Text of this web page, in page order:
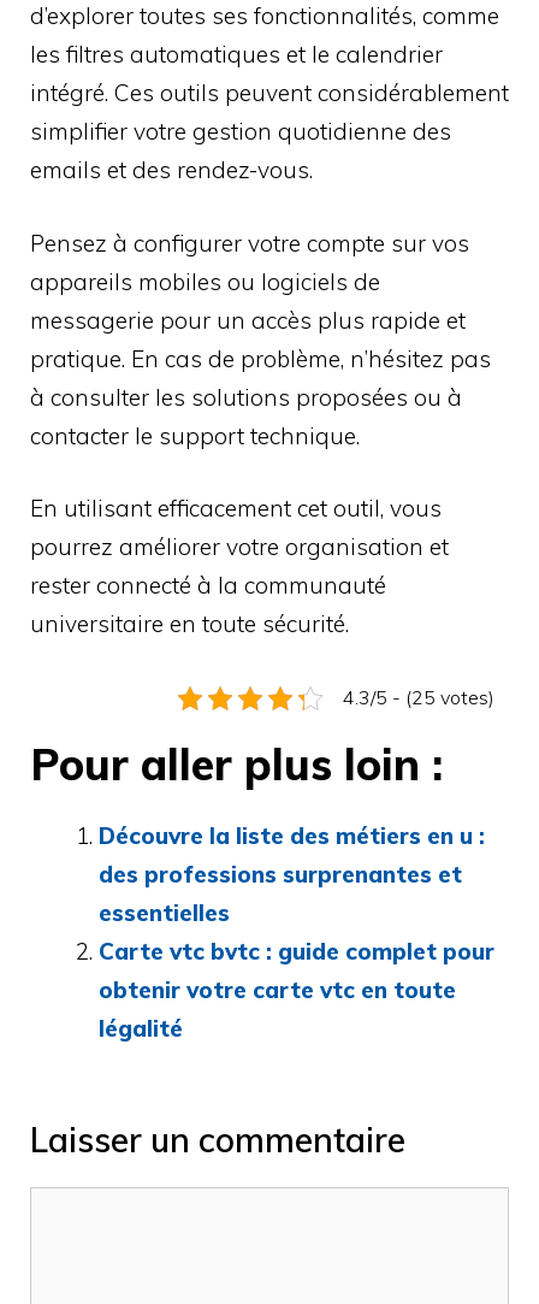
d’explorer toutes ses fonctionnalités, comme
les filtres automatiques et le calendrier
intégré. Ces outils peuvent considérablement
simplifier votre gestion quotidienne des
emails et des rendez-vous.
Pensez à configurer votre compte sur vos
appareils mobiles ou logiciels de
messagerie pour un accès plus rapide et
pratique. En cas de problème, n’hésitez pas
à consulter les solutions proposées ou à
contacter le support technique.
En utilisant efficacement cet outil, vous
pourrez améliorer votre organisation et
rester connecté à la communauté
universitaire en toute sécurité.
4.3/5 - (25 votes)
Pour aller plus loin :
Découvre la liste des métiers en u :
des professions surprenantes et
essentielles
Carte vtc bvtc : guide complet pour
obtenir votre carte vtc en toute
légalité
Laisser un commentaire